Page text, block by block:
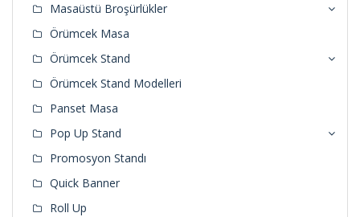
Masaüstü Broşürlükler
Örümcek Masa
Örümcek Stand
Örümcek Stand Modelleri
Panset Masa
Pop Up Stand
Promosyon Standı
Quick Banner
Roll Up